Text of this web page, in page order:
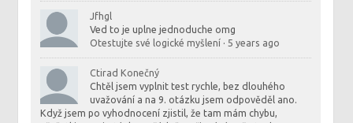
Jfhgl
Ved to je uplne jednoduche omg
Otestujte své logické myšlení · 5 years ago
Ctirad Konečný
Chtěl jsem vyplnit test rychle, bez dlouhého
uvažování a na 9. otázku jsem odpověděl ano.
Když jsem po vyhodnocení zjistil, že tam mám chybu,